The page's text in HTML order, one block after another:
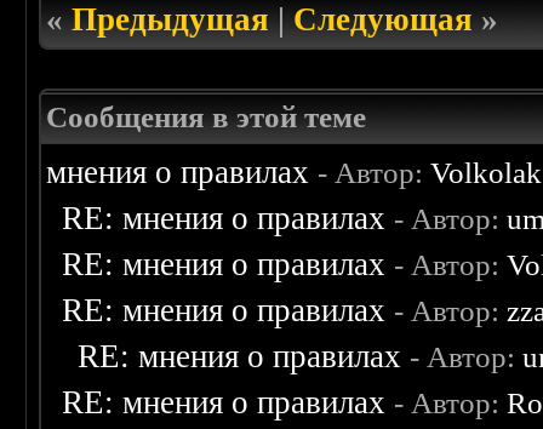
«Предыдущая|Следующая»
Сообщения в этой теме
мнения о правилах - Автор:Volkolak
RE: мнения о правилах - Автор:
RE: мнения о правилах - Автор:
RE: мнения о правилах - Автор:
RE: мнения о правилах - Автор:
RE: мнения о правилах - Автор: